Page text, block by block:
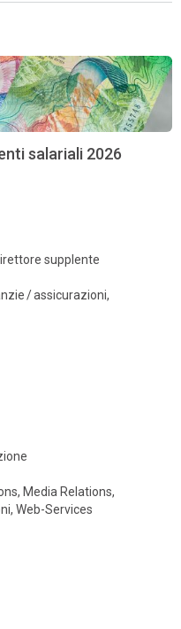
salariali 2026
supplente
/ assicurazioni,
Media Relations,
Web-Services